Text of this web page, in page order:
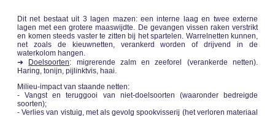
Dit net bestaat uit 3 lagen mazen: een interne laag en twee externe
lagen met een grotere maaswijdte. De gevangen vissen raken verstrikt
en komen steeds vaster te zitten bij het spartelen. Warrelnetten kunnen,
net zoals de kieuwnetten, verankerd worden of drijvend in de
waterkolom hangen.
➜ Doelsoorten: migrerende zalm en zeeforel (verankerde netten).
Haring, tonijn, pijlinktvis, haai.
Milieu-impact van staande netten:
- Vangst en teruggooi van niet-doelsoorten (waaronder bedreigde
soorten);
- Verlies van vistuig, met als gevolg spookvisserij (het verloren materiaal